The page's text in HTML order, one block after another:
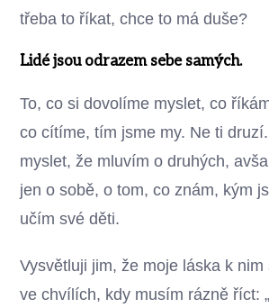
třeba to říkat, chce to má duše?
Lidé jsou odrazem sebe samých.
To, co si dovolíme myslet, co
co cítíme, tím jsme my. Ne ti
myslet, že mluvím o druhých,
jen o sobě, o tom, co znám, kým
učím své děti.
Vysvětluji jim, že moje láska k
ve chvílích, kdy musím rázně říct: